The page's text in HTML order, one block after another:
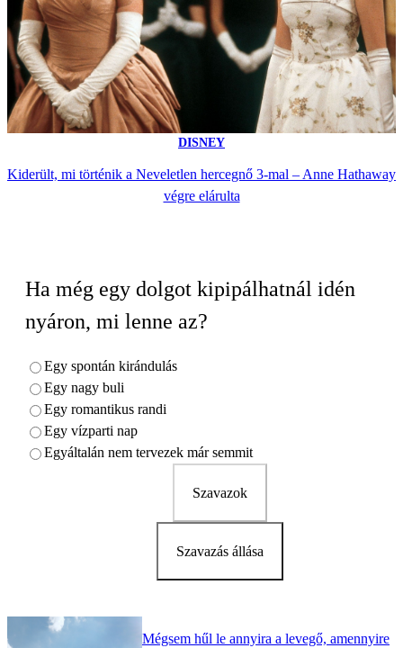
DISNEY
Kiderült, mi történik a Neveletlen hercegnő 3-mal – Anne Hathaway
végre elárulta
Ha még egy dolgot kipipálhatnál idén
nyáron, mi lenne az?
Egy spontán kirándulás
Egy nagy buli
Egy romantikus randi
Egy vízparti nap
Egyáltalán nem tervezek már semmit
Szavazok
Szavazás állása
Mégsem hűl le annyira a levegő, amennyire